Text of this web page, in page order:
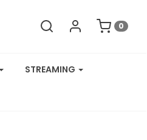
0
STREAMING